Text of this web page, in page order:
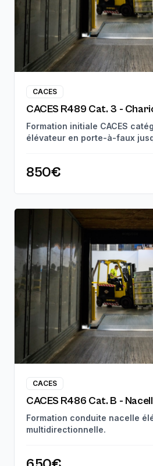
CACES
CACES R489 Cat. 3 -
Formation initiale CACES
élévateur en porte-à-faux
850€
CACES
CACES R486 Cat. B -
Formation conduite nacelle
multidirectionnelle.